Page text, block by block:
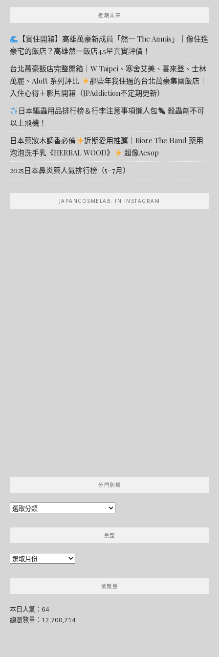
近期文章
【實住開箱】高雄萬豪新成員「然一 The Amnis」｜像住進
豪宅的飯店？高雄然一飯店4.5星真實評價！
台北萬豪飯店完整開箱｜W Taipei、寒舍艾美、喜來登、士林
萬麗、Aloft 系列評比
那些年我住過的台北萬豪集團飯店｜
入住心得＋影片開箱（JPAddiction不定期更新）
日本驅蟲用品排行榜＆行李注意事項懶人包
殺蟲劑不可
以上飛機！
日本藥妝木調香必備
近期愛用推薦｜Biore The Hand 藥用
泡泡洗手乳《HERBAL WOOD》
超像Aesop
2025日本鼻炎藥人氣排行榜（5–7月）
JAPANCOSMELAB. IN INSTAGRAM
分門別類
分
別
彙整
彙
瀏覽量
本日人氣：64
總瀏覽量：12,700,714